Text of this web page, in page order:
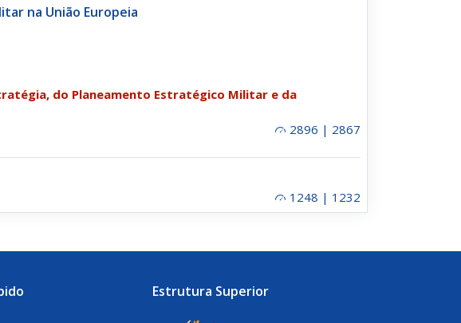
na União Europeia
do Planeamento Estratégico Militar e da
2896 | 2867
1248 | 1232
Estrutura Superior